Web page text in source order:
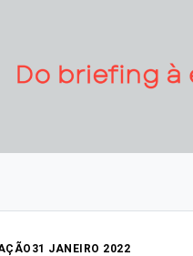
31 JANEIRO 2022